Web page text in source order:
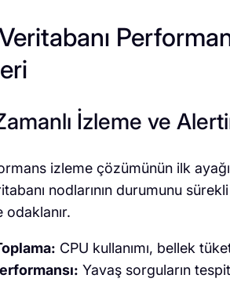
Veritabanı
İzleme ve
izleme çözümünün ilk
nodlarının durumunu
CPU kullanımı, bellek
Yavaş sorguların